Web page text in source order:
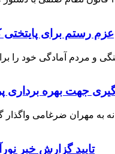
عزم رستم برای پایتختی
جهت بهره برداری
تایید گزارش خبر